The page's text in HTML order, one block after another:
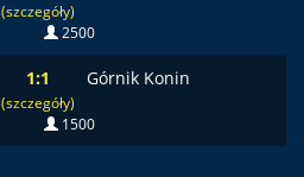
(szczegóły)
2500
1:1
(szczegóły)
Górnik Konin
1500